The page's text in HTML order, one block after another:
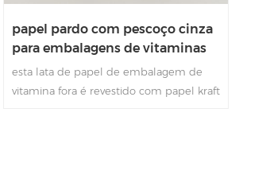
papel pardo com pescoço cinza
para embalagens de vitaminas
esta lata de papel de embalagem de
vitamina fora é revestido com papel kraft